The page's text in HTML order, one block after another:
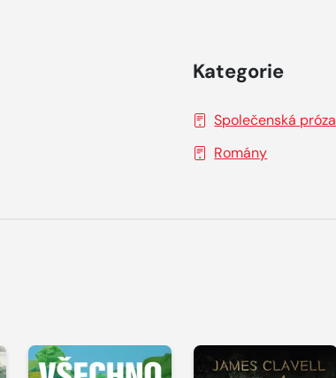
Kategorie
Společenská próza
Romány